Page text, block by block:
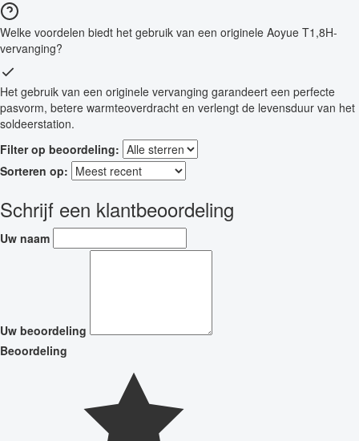
Welke voordelen biedt het gebruik van een originele Aoyue T1,8H-
vervanging?
Het gebruik van een originele vervanging garandeert een perfecte
pasvorm, betere warmteoverdracht en verlengt de levensduur van het
soldeerstation.
Filter op beoordeling:
Sorteren op:
Schrijf een klantbeoordeling
Uw naam
Uw beoordeling
Beoordeling